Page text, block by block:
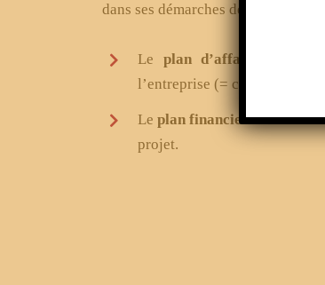
dans ses démarches de création
Le plan d’affaires
l’entreprise (= core
Leplan financierest la
projet.